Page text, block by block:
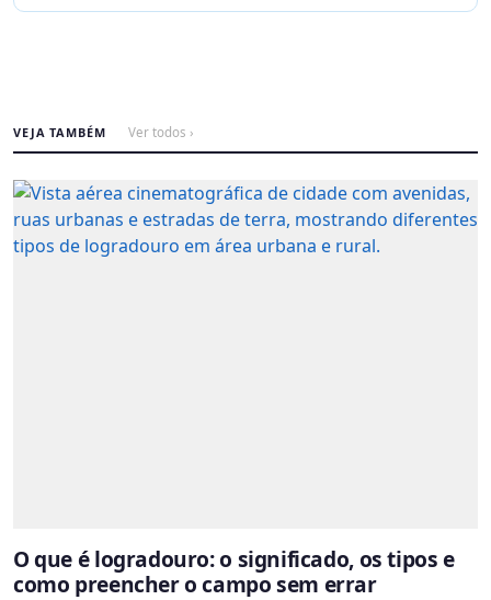
VEJA TAMBÉM Ver todos ›
O que é logradouro: o significado, os tipos e
como preencher o campo sem errar